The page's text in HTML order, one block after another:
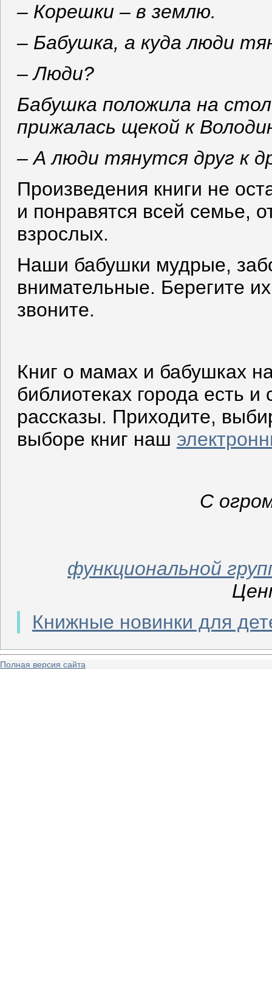
– Корешки – в землю.
– Бабушка, а куда люди
– Люди?
Бабушка положила на
прижалась щекой к
– А люди тянутся друг к
Произведения книги не
и понравятся всей семье,
взрослых.
Наши бабушки мудрые,
внимательные. Берегите
звоните.
Книг о мамах и бабушках
библиотеках города есть
рассказы. Приходите,
выборе книг наш
С
функциональной
Книжные новинки для
Полная версия сайта